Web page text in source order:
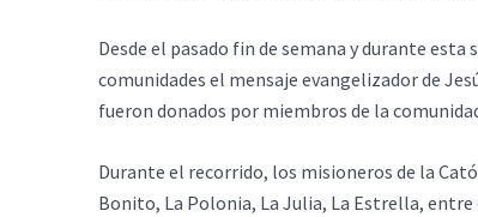
Desde el pasado fin de semana y durante
comunidades el mensaje evangelizador de
fueron donados por miembros de la
Durante el recorrido, los misioneros de la
Bonito, La Polonia, La Julia, La Estrella,